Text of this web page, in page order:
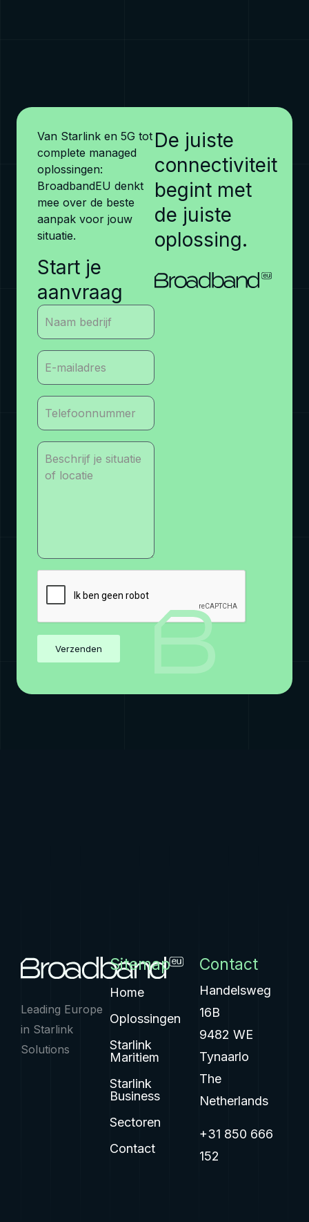
Van Starlink en 5G tot
complete managed
oplossingen:
BroadbandEU denkt
mee over de beste
aanpak voor jouw
situatie.
Start je
aanvraag
Verzenden
De juiste
connectiviteit
begint met
de juiste
oplossing.
Leading Europe
in Starlink
Solutions
Sitemap
Home
Oplossingen
Starlink
Maritiem
Starlink
Business
Sectoren
Contact
Contact
Handelsweg
16B
9482 WE
Tynaarlo
The
Netherlands
+31 850 666
152